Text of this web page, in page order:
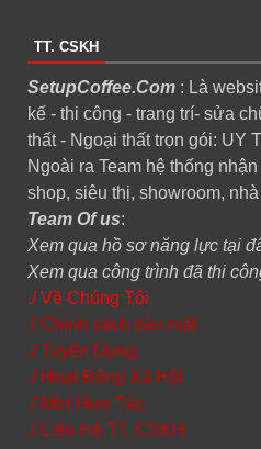
TT. CSKH
SetupCoffee.Com : Là
kế - thi công - trang trí- sửa
thất - Ngoại thất trọn gói: UY
Ngoài ra Team hệ thống
shop, siêu thị, showroom,
Team Of us:
Xem qua hồ sơ năng lực tại
Xem qua công trình đã thi
./ Về Chúng Tôi
./ Chính sách bảo mật
./ Tuyển Dụng
./ Hoạt Động Xã Hội
./ Mời Hợp Tác
./ Liên Hệ TT. CSKH